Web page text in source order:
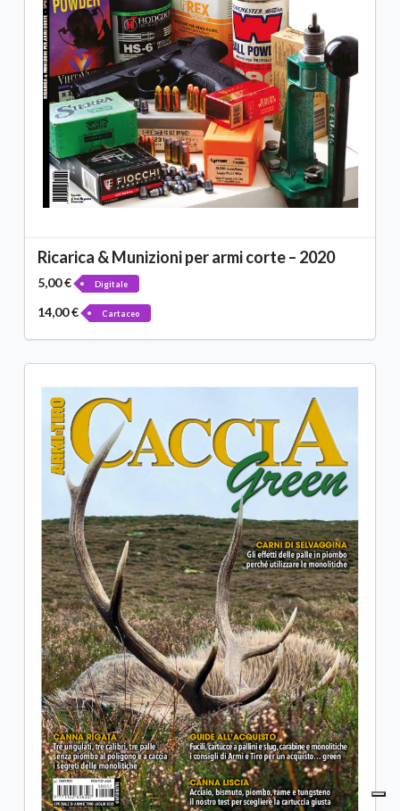
Ricarica & Munizioni per armi corte – 2020
5,00 € Digitale
14,00 € Cartaceo